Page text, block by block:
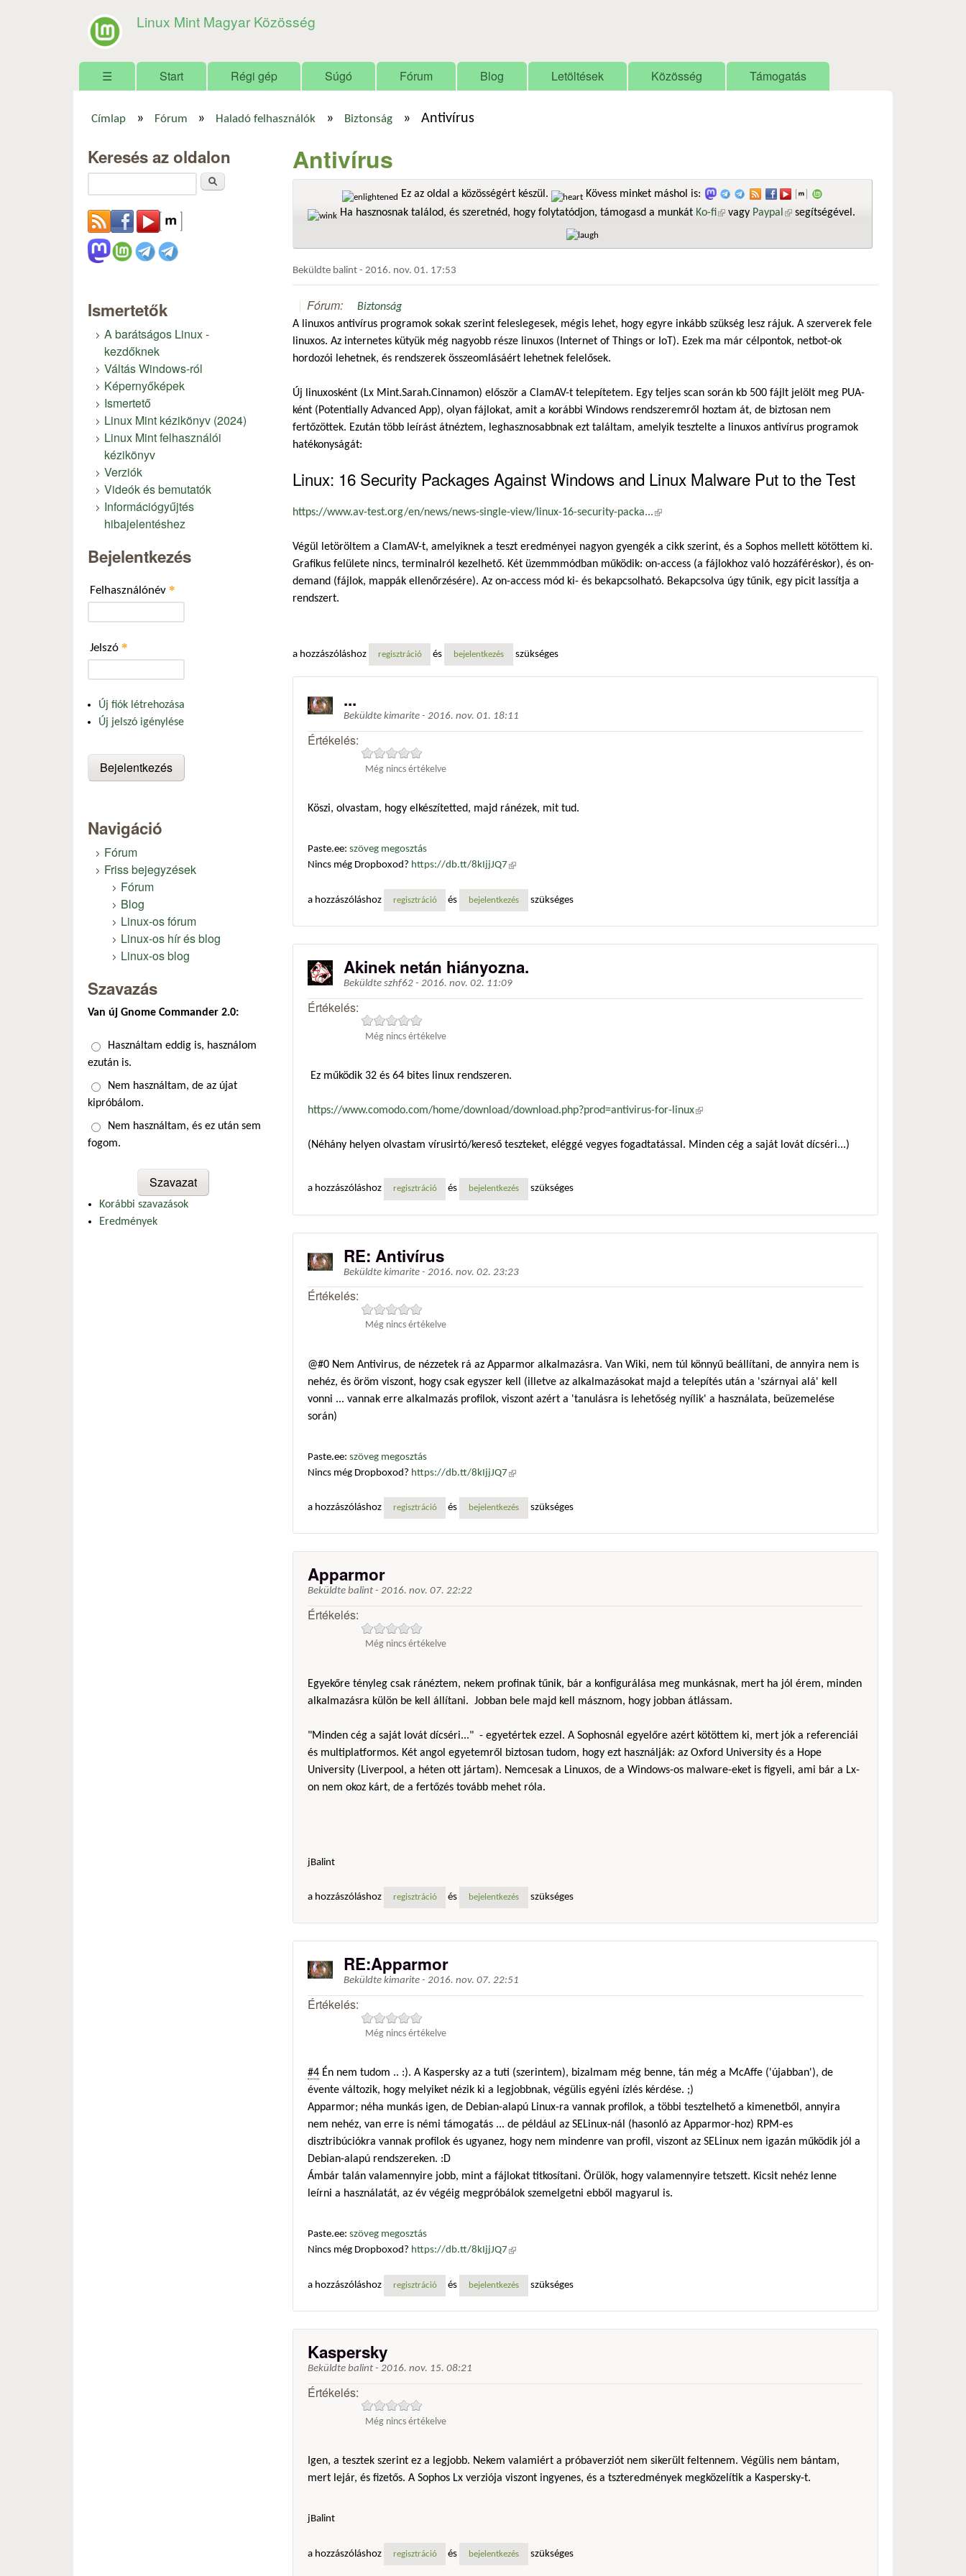
Linux Mint Magyar Közösség
Főmenü
☰ Start Régi gép Súgó Fórum Blog Letöltések Közösség Támogatás
Címlap » Fórum » Haladó felhasználók » Biztonság » Antivírus
Antivírus
Ez az oldal a közösségért készül.
Kövess minket máshol is:
Ha hasznosnak találod, és szeretnéd, hogy folytatódjon, támogasd a munkát Ko-fi(külső hivatkozás)
vagy Paypal (külső hivatkozás)
segítségével.
Beküldte balint - 2016. nov. 01. 17:53
Fórum:
Biztonság
A linuxos antivírus programok sokak szerint feleslegesek, mégis lehet, hogy egyre inkább szükség lesz rájuk. A szerverek fele
linuxos. Az internetes kütyük még nagyobb része linuxos (Internet of Things or IoT). Ezek ma már célpontok, netbot-ok
hordozói lehetnek, és rendszerek összeomlásáért lehetnek felelősek.
Új linuxosként (Lx Mint.Sarah.Cinnamon) először a ClamAV-t telepítetem. Egy teljes scan során kb 500 fájlt jelölt meg PUA-
ként (Potentially Advanced App), olyan fájlokat, amit a korábbi Windows rendszeremről hoztam át, de biztosan nem
fertőzöttek. Ezután több leírást átnéztem, leghasznosabbnak ezt találtam, amelyik tesztelte a linuxos antivírus programok
hatékonyságát:
Linux: 16 Security Packages Against Windows and Linux Malware Put to the Test
https://www.av-test.org/en/news/news-single-view/linux-16-security-packa...(külső hivatkozás)
Végül letöröltem a ClamAV-t, amelyiknek a teszt eredményei nagyon gyengék a cikk szerint, és a Sophos mellett kötöttem ki.
Grafikus felülete nincs, terminalról kezelhető. Két üzemmmódban működik: on-access (a fájlokhoz való hozzáféréskor), és on-
demand (fájlok, mappák ellenőrzésére). Az on-access mód ki- és bekapcsolható. Bekapcsolva úgy tűnik, egy picit lassítja a
rendszert.
a hozzászóláshoz regisztráció és bejelentkezés szükséges
...
Beküldte kimarite - 2016. nov. 01. 18:11
Értékelés:
Még nincs értékelve
Köszi, olvastam, hogy elkészítetted, majd ránézek, mit tud.
Paste.ee: szöveg megosztás
Nincs még Dropboxod? https://db.tt/8kIjjJQ7 (külső hivatkozás)
a hozzászóláshoz regisztráció és bejelentkezés szükséges
Akinek netán hiányozna.
Beküldte szhf62 - 2016. nov. 02. 11:09
Értékelés:
Még nincs értékelve
Ez működik 32 és 64 bites linux rendszeren.
https://www.comodo.com/home/download/download.php?prod=antivirus-for-linux(külső hivatkozás)
(Néhány helyen olvastam vírusirtó/kereső teszteket, eléggé vegyes fogadtatással. Minden cég a saját lovát dícséri...)
a hozzászóláshoz regisztráció és bejelentkezés szükséges
RE: Antivírus
Beküldte kimarite - 2016. nov. 02. 23:23
Értékelés:
Még nincs értékelve
@#0 Nem Antivirus, de nézzetek rá az Apparmor alkalmazásra. Van Wiki, nem túl könnyű beállítani, de annyira nem is
nehéz, és öröm viszont, hogy csak egyszer kell (illetve az alkalmazásokat majd a telepítés után a 'szárnyai alá' kell
vonni ... vannak erre alkalmazás profilok, viszont azért a 'tanulásra is lehetőség nyílik' a használata, beüzemelése
során)
Paste.ee: szöveg megosztás
Nincs még Dropboxod? https://db.tt/8kIjjJQ7 (külső hivatkozás)
a hozzászóláshoz regisztráció és bejelentkezés szükséges
Apparmor
Beküldte balint - 2016. nov. 07. 22:22
Értékelés:
Még nincs értékelve
Egyekőre tényleg csak ránéztem, nekem profinak tűnik, bár a konfigurálása meg munkásnak, mert ha jól érem, minden
alkalmazásra külön be kell állítani. Jobban bele majd kell másznom, hogy jobban átlássam.
"Minden cég a saját lovát dícséri..." - egyetértek ezzel. A Sophosnál egyelőre azért kötöttem ki, mert jók a referenciái
és multiplatformos. Két angol egyetemről biztosan tudom, hogy ezt használják: az Oxford University és a Hope
University (Liverpool, a héten ott jártam). Nemcesak a Linuxos, de a Windows-os malware-eket is figyeli, ami bár a Lx-
on nem okoz kárt, de a fertőzés tovább mehet róla.
jBalint
a hozzászóláshoz regisztráció és bejelentkezés szükséges
RE:Apparmor
Beküldte kimarite - 2016. nov. 07. 22:51
Értékelés:
Még nincs értékelve
#4 Én nem tudom .. :). A Kaspersky az a tuti (szerintem), bizalmam még benne, tán még a McAffe ('újabban'), de
évente változik, hogy melyiket nézik ki a legjobbnak, végülis egyéni ízlés kérdése. ;)
Apparmor; néha munkás igen, de Debian-alapú Linux-ra vannak profilok, a többi tesztelhető a kimenetből, annyira
nem nehéz, van erre is némi támogatás ... de például az SELinux-nál (hasonló az Apparmor-hoz) RPM-es
disztribúciókra vannak profilok és ugyanez, hogy nem mindenre van profil, viszont az SELinux nem igazán működik jól a
Debian-alapú rendszereken. :D
Ámbár talán valamennyire jobb, mint a fájlokat titkosítani. Örülök, hogy valamennyire tetszett. Kicsit nehéz lenne
leírni a használatát, az év végéig megpróbálok szemelgetni ebből magyarul is.
Paste.ee: szöveg megosztás
Nincs még Dropboxod? https://db.tt/8kIjjJQ7 (külső hivatkozás)
a hozzászóláshoz regisztráció és bejelentkezés szükséges
Kaspersky
Beküldte balint - 2016. nov. 15. 08:21
Értékelés:
Még nincs értékelve
Igen, a tesztek szerint ez a legjobb. Nekem valamiért a próbaverziót nem sikerült feltennem. Végülis nem bántam,
mert lejár, és fizetős. A Sophos Lx verziója viszont ingyenes, és a tszteredmények megközelítik a Kaspersky-t.
jBalint
a hozzászóláshoz regisztráció és bejelentkezés szükséges
Keresés az oldalon
Ismertetők
A barátságos Linux -
kezdőknek
Váltás Windows-ról
Képernyőképek
Ismertető
Linux Mint kézikönyv (2024)
Linux Mint felhasználói
kézikönyv
Verziók
Videók és bemutatók
Információgyűjtés
hibajelentéshez
Bejelentkezés
Felhasználónév *
Jelszó *
Új fiók létrehozása
Új jelszó igénylése
Navigáció
Fórum
Friss bejegyzések
Fórum
Blog
Linux-os fórum
Linux-os hír és blog
Linux-os blog
Szavazás
Van új Gnome Commander 2.0:
Választások
Használtam eddig is, használom
ezután is.
Nem használtam, de az újat
kipróbálom.
Nem használtam, és ez után sem
fogom.
Korábbi szavazások
Eredmények